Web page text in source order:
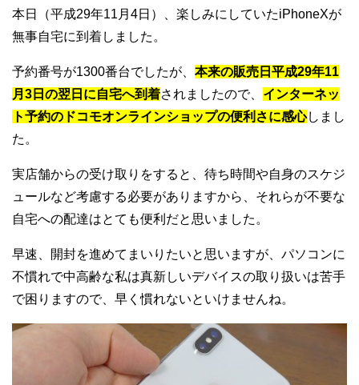
本日（平成29年11月4日）、楽しみにしていたiPhoneXが
無事自宅に到着しました。
予約番号が1300番台でしたが、 本来の販売日平成29年11
月3日の翌日に自宅へ到着されましたので、 インターネッ
ト予約のドコモオンラインショップの便利さに感心しまし
た。
実店舗からの受け取りをすると、待ち時間や自身のスケジ
ュールなど考慮する必要がありますから、それらが不要な
自宅への配達はとても便利だと思いました。
早速、開封を進めてまいりたいと思いますが、パソコンに
不慣れで中高齢な私は真新しいデバイスの取り扱いは苦手
で困りますので、早く慣れないといけませんね。